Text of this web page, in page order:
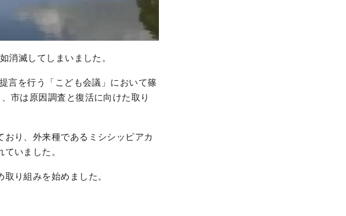
消滅してしまいました。
言を行う「こども会議」において篠
市は原因調査と復活に向けた取り
り、外来種であるミシシッピアカ
いました。
り組みを始めました。